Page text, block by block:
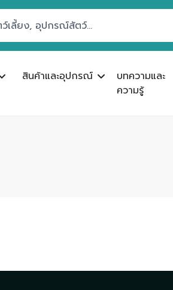
สินค้าและอุปกรณ์
บทความและ
ความรู้